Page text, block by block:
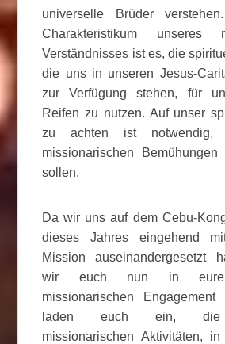
universelle Brüder
Charakteristikum unseres
Verständnisses ist es, die
die uns in unseren Jesus-
zur Verfügung stehen, für
Reifen zu nutzen. Auf unser
zu achten ist notwendig,
missionarischen
sollen.
Da wir uns auf dem Cebu-
dieses Jahres eingehend
Mission auseinandergesetzt
wir euch nun in
missionarischen
laden euch ein, die
missionarischen Aktivitäten,